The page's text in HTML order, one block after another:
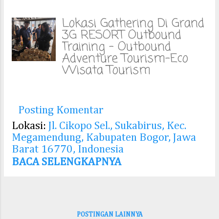
a
n
Lokasi Gathering Di Grand
3G RESORT Outbound
Training - Outbound
Adventure Tourism-Eco
Wisata Tourism
Resort-Resto.
Jl. Cikopo Sel.
No.Km 3, Gadog, Kec.
Megamendung, KabBogor,
Jawa Barat 16770
Reservasi dan Informasi
www.fieldtripbogor.online
Posting Komentar
Lokasi: Jl. Cikopo Sel., Sukabirus, Kec.
Megamendung, Kabupaten Bogor, Jawa
Barat 16770, Indonesia
BACA SELENGKAPNYA
POSTINGAN LAINNYA